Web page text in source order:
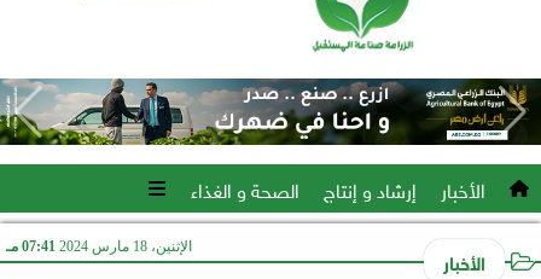
الأخبار إرشاد و إنتاج الصحة و الغذاء
الأخبار الإثنين، 18 مارس 2024 07:41 مـ